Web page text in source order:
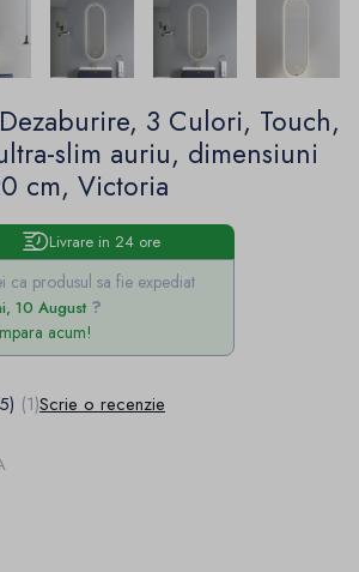
3 Culori, Touch,
slim auriu, dimensiuni
cm, Victoria
Livrare in 24 ore
ca produsul sa fie expediat
10 August
acum!
5) (1)Scrie o recenzie